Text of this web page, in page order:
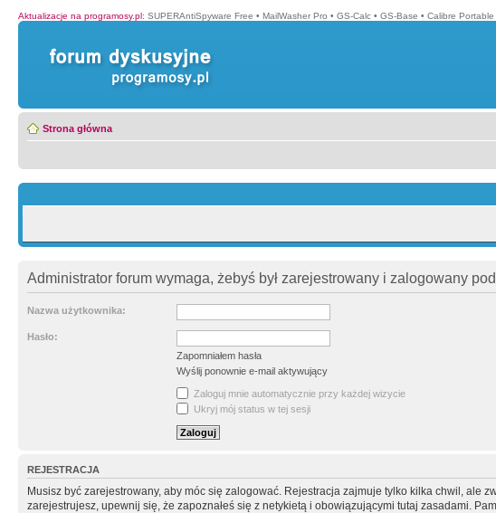
Aktualizacje na programosy.pl: SUPERAntiSpyware Free • MailWasher Pro • GS-Calc • GS-Base • Calibre Portable
Strona główna
Administrator forum wymaga, żebyś był zarejestrowany i zalogowany
Nazwa użytkownika:
Hasło:
Zapomniałem hasła
Wyślij ponownie e-mail aktywujący
Zaloguj mnie automatycznie przy każdej wizycie
Ukryj mój status w tej sesji
REJESTRACJA
Musisz być zarejestrowany, aby móc się zalogować. Rejestracja zajmuje tylko kilka chwil, ale
zarejestrujesz, upewnij się, że zapoznałeś się z netykietą i obowiązującymi tutaj zasadami.